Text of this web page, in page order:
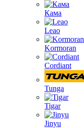
Кама
Leao
Kormoran
Cordiant
Tunga
Tigar
Jinyu